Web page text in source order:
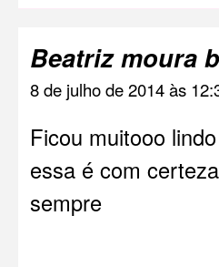
Beatriz moura
8 de julho de 2014 às
Ficou muitooo
essa é com
sempre